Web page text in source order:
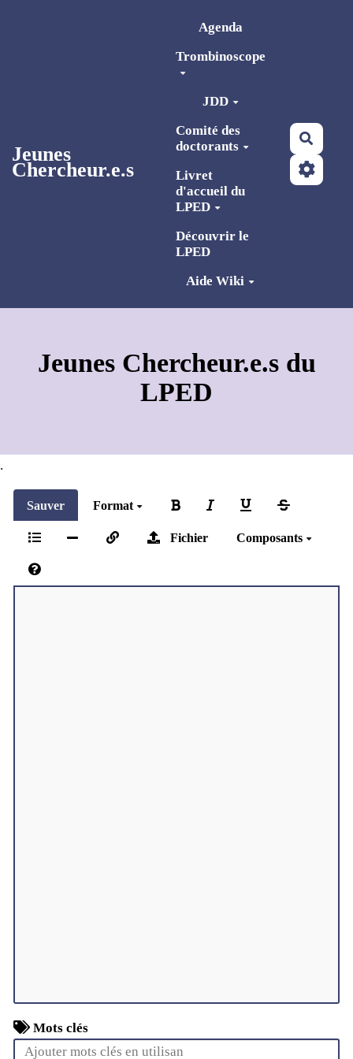
Jeunes
Chercheur.e.s
Agenda
Trombinoscope
JDD
Comité des
doctorants
Livret
d'accueil du
LPED
Découvrir le
LPED
Aide Wiki
Jeunes Chercheur.e.s du
LPED
.
Sauver Format
Fichier Composants
Mots clés